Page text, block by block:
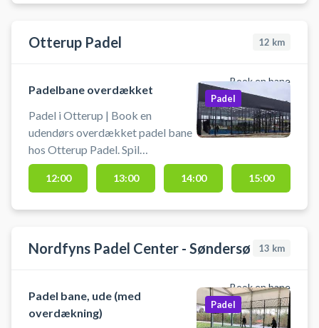
Otterup Padel 12 km
Book en bane
Padelbane overdækket
Padel i Otterup | Book en
udendørs overdækket padel bane
hos Otterup Padel. Spil
padeltennis i Otterup på en af de
to overdækkede padel baner
og bolde til fri afbenyttelse på
Padel
12:00 13:00 14:00 15:00
Nordfyns Padel Center - Søndersø 13 km
Book en bane
Padel bane, ude (med
overdækning)
Padel